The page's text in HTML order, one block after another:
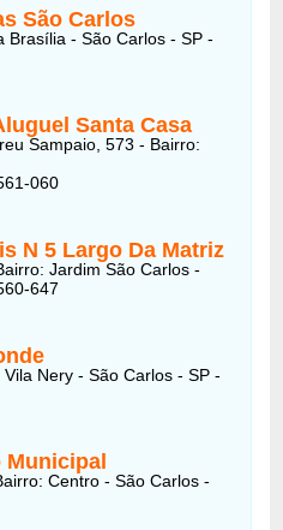
São Carlos
Brasília - São Carlos - SP -
Santa Casa
Sampaio, 573 - Bairro:
060
N 5 Largo Da Matriz
Jardim São Carlos -
647
Nery - São Carlos - SP -
Municipal
Centro - São Carlos -